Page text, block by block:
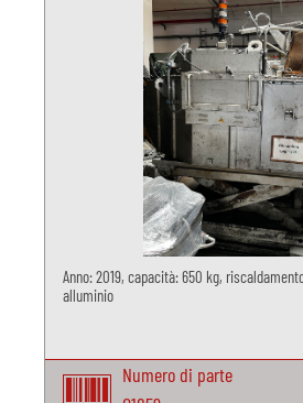
Anno: 2019, capacità: 650 kg,
alluminio
Numero di parte